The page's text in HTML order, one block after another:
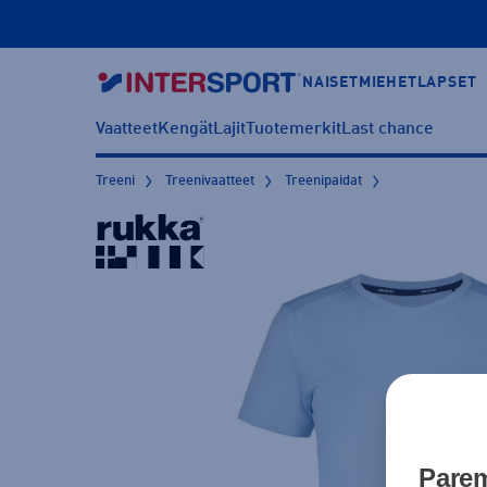
NAISET MIEHET LAPSET
VaatteetKengätLajitTuotemerkitLast chance
Treeni Treenivaatteet Treenipaidat